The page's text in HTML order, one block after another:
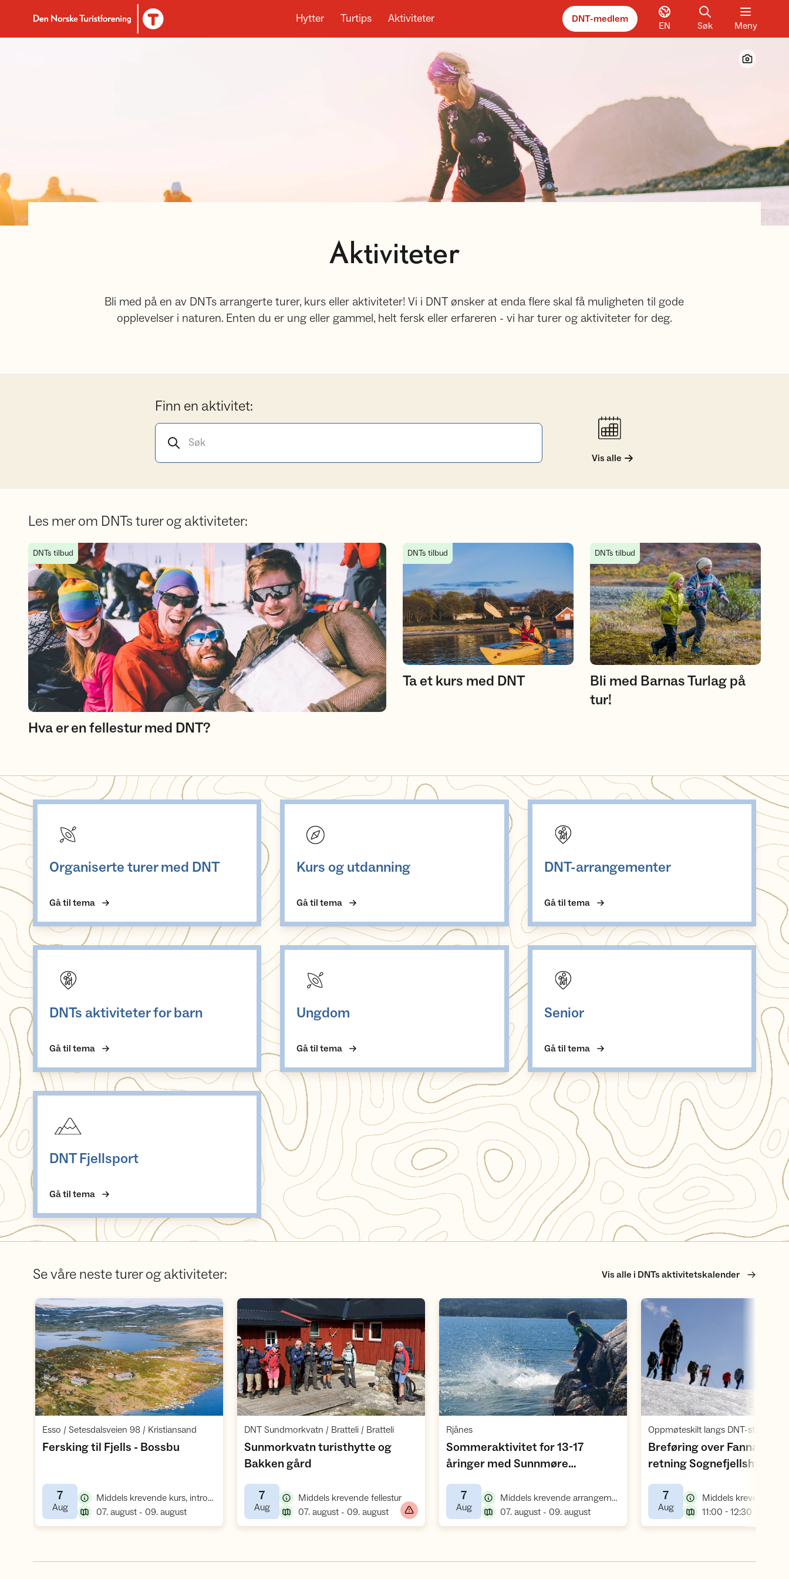
Til DNT.no forside
Hytter Turtips Aktiviteter DNT-medlem
EN Søk Meny
Aktiviteter
Bli med på en av DNTs arrangerte turer, kurs eller aktiviteter! Vi i DNT ønsker at enda flere skal få muligheten til gode
opplevelser i naturen. Enten du er ung eller gammel, helt fersk eller erfareren - vi har turer og aktiviteter for deg.
Finn en aktivitet:
Søk etter aktiviteter
Vis alle
Les mer om DNTs turer og aktiviteter:
Hva er en fellestur med DNT?
DNTs tilbud
Hva er en fellestur med DNT?
Ta et kurs med DNT
DNTs tilbud
Ta et kurs med DNT
Bli med Barnas Turlag på tur!
DNTs tilbud
Bli med Barnas Turlag på
tur!
Organiserte turer med DNT
Gå til tema
Kurs og utdanning
Gå til tema
DNT-arrangementer
Gå til tema
DNTs aktiviteter for barn
Gå til tema
Ungdom
Gå til tema
Senior
Gå til tema
DNT Fjellsport
Gå til tema
Se våre neste turer og aktiviteter: Vis alle i DNTs aktivitetskalender
Åpne aktivitet
Esso / Setesdalsveien 98 / Kristiansand
Fersking til Fjells - Bossbu
7
Aug,
Middels krevende kurs, introkurs friluftsliv
07. august - 09. august,
Åpne aktivitet
DNT Sundmorkvatn / Bratteli / Bratteli,
Sunmorkvatn turisthytte og
Bakken gård
7
Aug,
Middels krevende fellestur,
07. august - 09. august,
Åpne aktivitet
Rjånes,
Sommeraktivitet for 13-17
åringer med Sunnmøre
Friluftsråd (NF26)
7
Aug,
Middels krevende arrangement, vannaktivitet
07. august - 09. august,
Åpne
Breføring over
retning Sognefjellshytta
7
Aug,
Middels krevende
11:00 - 12:30